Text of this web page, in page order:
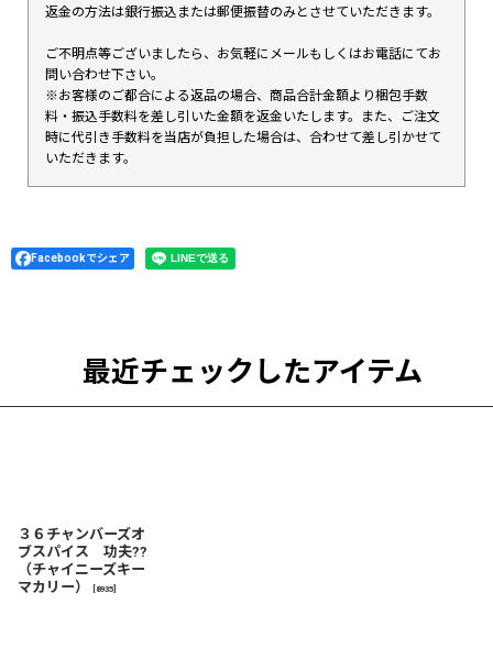
返金の方法は銀行振込または郵便振替のみとさせていただきます。
ご不明点等ございましたら、お気軽にメールもしくはお電話にてお
問い合わせ下さい。
※お客様のご都合による返品の場合、商品合計金額より梱包手数
料・振込手数料を差し引いた金額を返金いたします。また、ご注文
時に代引き手数料を当店が負担した場合は、合わせて差し引かせて
いただきます。
Facebookでシェア
最近チェックしたアイテム
３６チャンバーズオ
ブスパイス 功夫??
（チャイニーズキー
マカリー）
8935